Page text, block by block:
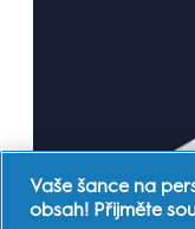
Vaše šance na
obsah! Přijměte